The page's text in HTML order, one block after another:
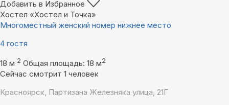
Добавить в Избранное
Хостел «Хостел и Точка»
Многоместный женский номер нижнее место
4 гостя
18 м 2 Общая площадь: 18 м2
Сейчас смотрит 1 человек
Красноярск, Партизана Железняка улица, 21Г